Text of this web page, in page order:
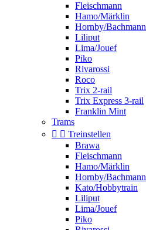
Fleischmann
Hamo/Märklin
Hornby/Bachmann
Liliput
Lima/Jouef
Piko
Rivarossi
Roco
Trix 2-rail
Trix Express 3-rail
Franklin Mint
Trams
  Treinstellen
Brawa
Fleischmann
Hamo/Märklin
Hornby/Bachmann
Kato/Hobbytrain
Liliput
Lima/Jouef
Piko